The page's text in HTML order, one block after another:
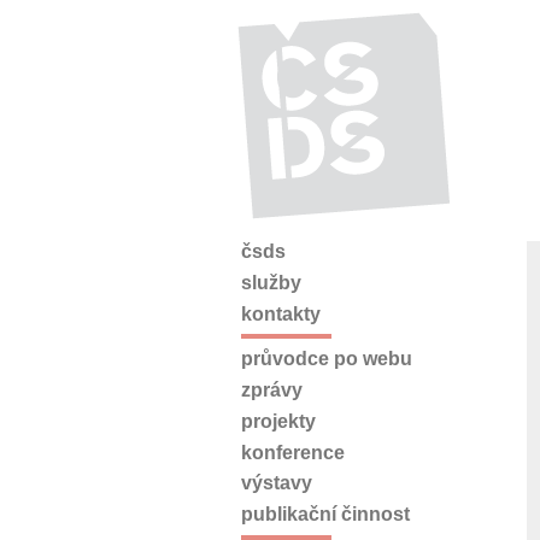
čsds
služby
kontakty
průvodce po webu
zprávy
projekty
konference
výstavy
publikační činnost